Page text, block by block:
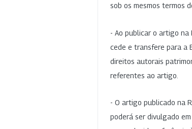
sob os mesmos termos
- Ao publicar o artigo na
cede e transfere para a
direitos autorais
referentes ao artigo.
- O artigo publicado na
poderá ser divulgado